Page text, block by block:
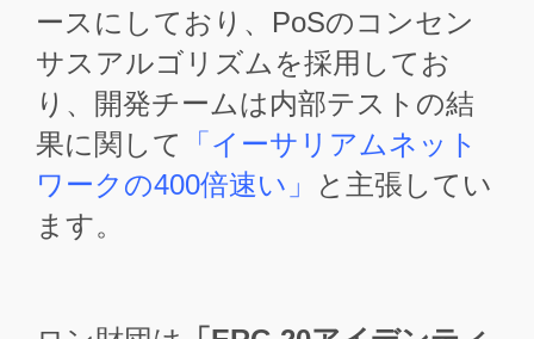
ースにしており、PoSのコンセン
サスアルゴリズムを採用してお
り、開発チームは内部テストの結
果に関して
「イーサリアムネット
ワークの400倍速い」
と主張してい
ます。